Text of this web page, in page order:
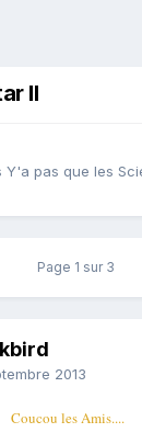
II
Y'a pas que les
Page 1 sur 3
2013
Coucou les Amis....